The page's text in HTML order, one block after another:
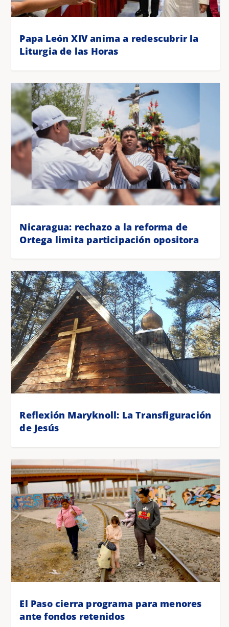
Papa León XIV anima a redescubrir la
Liturgia de las Horas
Nicaragua: rechazo a la reforma de
Ortega limita participación opositora
Reflexión Maryknoll: La Transfiguración
de Jesús
El Paso cierra programa para menores
ante fondos retenidos